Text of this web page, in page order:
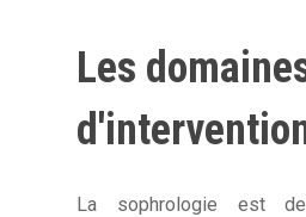
Les
La sophrologie est